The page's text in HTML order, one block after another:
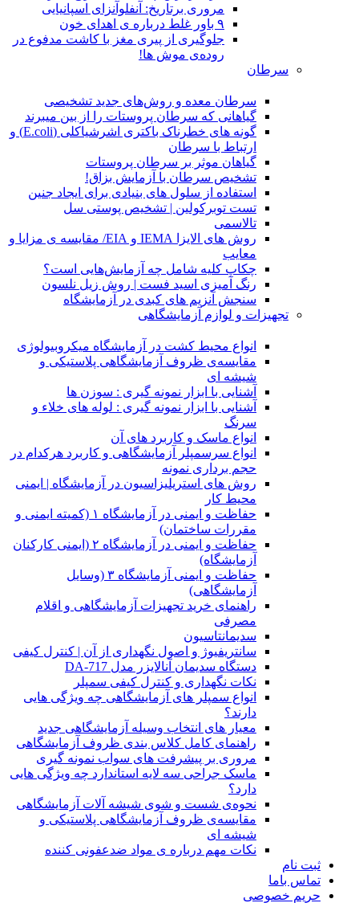
مروری برتاریخ: آنفلوآنزای اسپانیایی
۹ باور غلط درباره ی اهدای خون
جلوگیری از پیری مغز با کاشت مدفوع در
روده‌ی موش ها!
سرطان
سرطان معده و روش‌های جدید تشخیصی
گیاهانی که سرطان پروستات را از بین میبرند
گونه های خطرناک باکتری اشرشیاکلی (E.coli) و
ارتباط با سرطان
گیاهان موثر بر سرطان پروستات
تشخیص سرطان با آزمایش بزاق!
استفاده از سلول های بنیادی برای ایجاد جنین
تست توبرکولین | تشخیص پوستی سل
تالاسمی
روش های الایزا IEMA و EIA/ مقایسه ی مزایا و
معایب
چکاپ کلیه شامل چه آزمایش‌هایی است؟
رنگ آمیزی اسید فست | روش زیل نلسون
سنجش آنزیم های کبدی در آزمایشگاه
تجهیزات و لوازم آزمایشگاهی
انواع محیط کشت در آزمایشگاه میکروبیولوژی
مقایسه‌ی ظروف آزمایشگاهی پلاستیکی و
شیشه ای
آشنایی با ابزار نمونه گیری : سوزن ها
آشنایی با ابزار نمونه گیری : لوله های خلاء و
سرنگ
انواع ماسک و کاربرد های آن
انواع سرسمپلر آزمایشگاهی و کاربرد هرکدام در
حجم برداری نمونه
روش های استریلیزاسیون در آزمایشگاه | ایمنی
محیط کار
حفاظت و ایمنی در آزمایشگاه ۱ (کمیته ایمنی و
مقررات ساختمان)
حفاظت و ایمنی در آزمایشگاه ۲ (ایمنی کارکنان
آزمایشگاه)
حفاظت و ایمنی آزمایشگاه ۳ (وسایل
آزمایشگاهی)
راهنمای خرید تجهیزات آزمایشگاهی و اقلام
مصرفی
سدیمانتاسیون
سانتریفیوژ و اصول نگهداری از آن | کنترل کیفی
دستگاه سدیمان آنالایزر مدل DA-717
نکات نگهداری و کنترل کیفی سمپلر
انواع سمپلر های آزمایشگاهی چه ویژگی هایی
دارند؟
معیار های انتخاب وسیله آزمایشگاهی جدید
راهنمای کامل کلاس بندی ظروف آزمایشگاهی
مروری بر پیشرفت های سواب نمونه گیری
ماسک جراحی سه لایه استاندارد چه ویژگی هایی
دارد؟
ﻧﺤﻮﻩی ﺷﺴﺖ و ﺷﻮی شیشه آلات آزمایشگاهی
مقایسه‌ی ظروف آزمایشگاهی پلاستیکی و
شیشه ای
نکات مهم درباره ی مواد ضدعفونی کننده
ثبت نام
تماس باما
حریم خصوصی